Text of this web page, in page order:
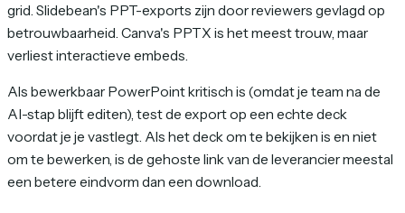
grid. Slidebean's PPT-exports zijn door reviewers gevlagd op
betrouwbaarheid. Canva's PPTX is het meest trouw, maar
verliest interactieve embeds.
Als bewerkbaar PowerPoint kritisch is (omdat je team na de
AI-stap blijft editen), test de export op een echte deck
voordat je je vastlegt. Als het deck om te bekijken is en niet
om te bewerken, is de gehoste link van de leverancier meestal
een betere eindvorm dan een download.